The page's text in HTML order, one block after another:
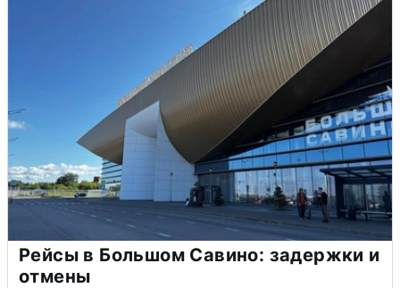
Рейсы в Большом Савино: задержки и
отмены